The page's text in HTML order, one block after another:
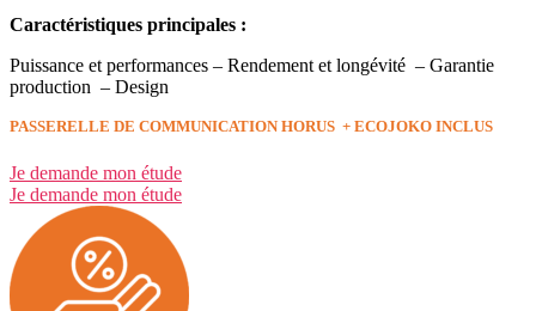
Caractéristiques principales :
Puissance et performances – Rendement et longévité – Garantie
production – Design
PASSERELLE DE COMMUNICATION HORUS + ECOJOKO INCLUS
Je demande mon étude
Je demande mon étude